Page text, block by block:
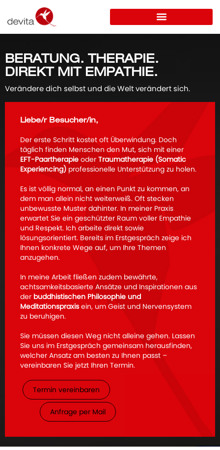
BERATUNG. THERAPIE.
DIREKT MIT EMPATHIE.
Verändere dich selbst und die Welt verändert sich.
Liebe/r Besucher/in,
Der erste Schritt kostet oft Überwindung. Doch
täglich finden Menschen den Mut, sich mit einer
EFT-Paartherapie oderTraumatherapie (Somatic
Experiencing) professionelle Unterstützung zu holen.
Es ist völlig normal, an einen Punkt zu kommen, an
dem man allein nicht weiterweiß. Oft stecken
unbewusste Muster dahinter. In meiner Praxis
erwartet Sie ein geschützter Raum voller Empathie
und Respekt. Ich arbeite direkt sowie
lösungsorientiert. Bereits im Erstgespräch zeige ich
Ihnen konkrete Wege auf, um Ihre Themen
anzugehen.
In meine Arbeit fließen zudem bewährte,
achtsamkeitsbasierte Ansätze und Inspirationen aus
der buddhistischen Philosophie und
Meditationspraxis ein, um Geist und Nervensystem
zu beruhigen.
Sie müssen diesen Weg nicht alleine gehen. Lassen
Sie uns im Erstgespräch gemeinsam herausfinden,
welcher Ansatz am besten zu Ihnen passt –
vereinbaren Sie jetzt Ihren Termin.
Termin vereinbaren
Anfrage per Mail